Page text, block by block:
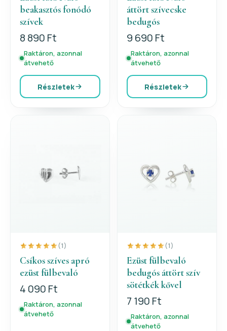
beakasztós fonódó
szívek
8 890 Ft
Raktáron, azonnal
átvehető
Részletek
áttört szívecske
bedugós
9 690 Ft
Raktáron, azonnal
átvehető
Részletek
(1)
Csíkos szíves apró
ezüst fülbevaló
4 090 Ft
Raktáron, azonnal
átvehető
(1)
Ezüst fülbevaló
bedugós áttört szív
sötétkék kővel
7 190 Ft
Raktáron, azonnal
átvehető